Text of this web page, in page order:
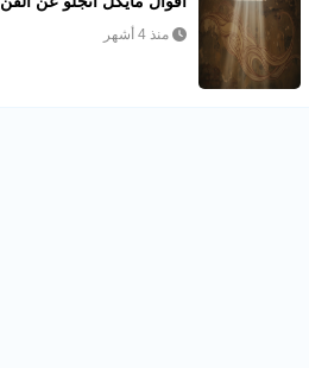
منذ 4 أشهر